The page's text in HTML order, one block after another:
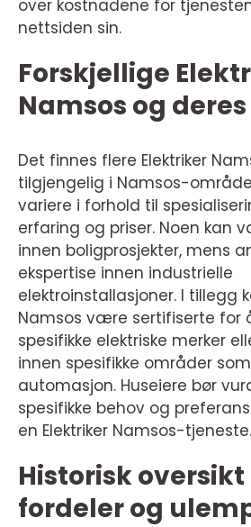
over kostnadene for
nettsiden sin.
Forskjellige
Namsos og
Det finnes flere Elektriker
tilgjengelig i Namsos-
variere i forhold til
erfaring og priser. Noen kan
innen boligprosjekter, mens
ekspertise innen industrielle
elektroinstallasjoner. I tillegg
Namsos være sertifiserte for
spesifikke elektriske merker
innen spesifikke områder
automasjon. Huseiere bør
spesifikke behov og
en Elektriker Namsos-tjeneste.
Historisk oversikt
fordeler og